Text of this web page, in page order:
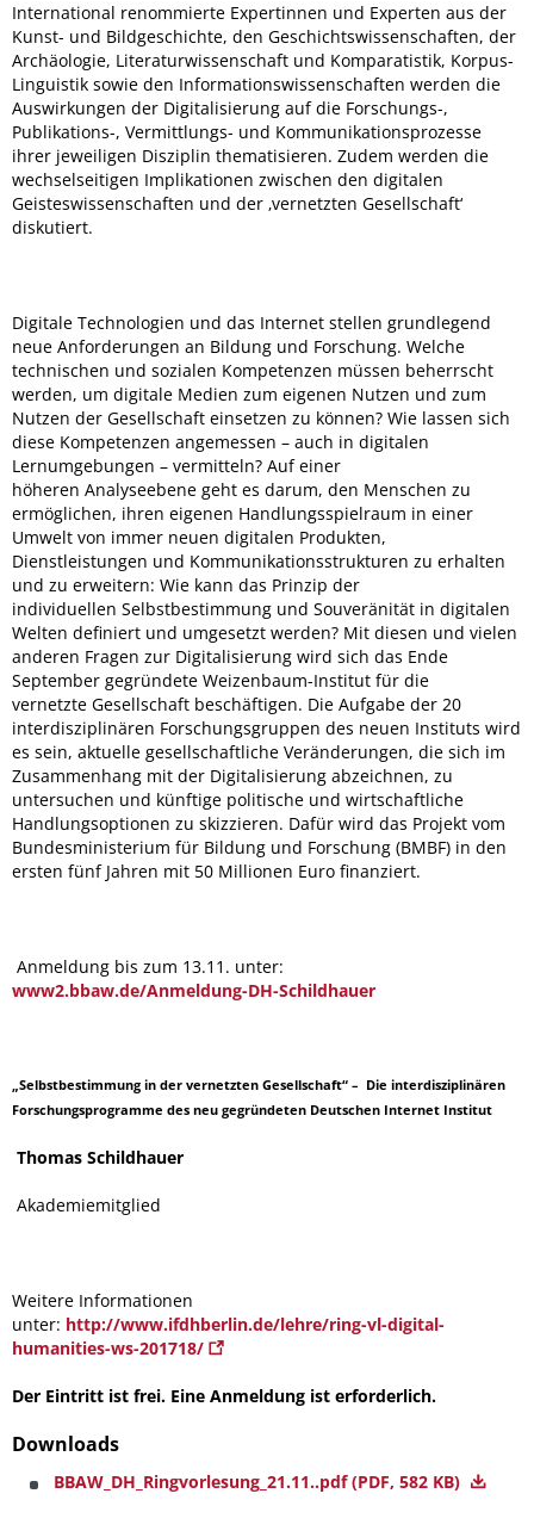
International renommierte Expertinnen und Experten aus der
Kunst- und Bildgeschichte, den Geschichtswissenschaften, der
Archäologie, Literaturwissenschaft und Komparatistik, Korpus-
Linguistik sowie den Informationswissenschaften werden die
Auswirkungen der Digitalisierung auf die Forschungs-,
Publikations-, Vermittlungs- und Kommunikationsprozesse
ihrer jeweiligen Disziplin thematisieren. Zudem werden die
wechselseitigen Implikationen zwischen den digitalen
Geisteswissenschaften und der ‚vernetzten Gesellschaft‘
diskutiert.
Digitale Technologien und das Internet stellen grundlegend
neue Anforderungen an Bildung und Forschung. Welche
technischen und sozialen Kompetenzen müssen beherrscht
werden, um digitale Medien zum eigenen Nutzen und zum
Nutzen der Gesellschaft einsetzen zu können? Wie lassen sich
diese Kompetenzen angemessen – auch in digitalen
Lernumgebungen – vermitteln? Auf einer
höheren Analyseebene geht es darum, den Menschen zu
ermöglichen, ihren eigenen Handlungsspielraum in einer
Umwelt von immer neuen digitalen Produkten,
Dienstleistungen und Kommunikationsstrukturen zu erhalten
und zu erweitern: Wie kann das Prinzip der
individuellen Selbstbestimmung und Souveränität in digitalen
Welten definiert und umgesetzt werden? Mit diesen und vielen
anderen Fragen zur Digitalisierung wird sich das Ende
September gegründete Weizenbaum-Institut für die
vernetzte Gesellschaft beschäftigen. Die Aufgabe der 20
interdisziplinären Forschungsgruppen des neuen Instituts wird
es sein, aktuelle gesellschaftliche Veränderungen, die sich im
Zusammenhang mit der Digitalisierung abzeichnen, zu
untersuchen und künftige politische und wirtschaftliche
Handlungsoptionen zu skizzieren. Dafür wird das Projekt vom
Bundesministerium für Bildung und Forschung (BMBF) in den
ersten fünf Jahren mit 50 Millionen Euro finanziert.
Anmeldung bis zum 13.11. unter:
www2.bbaw.de/Anmeldung-DH-Schildhauer
„Selbstbestimmung in der vernetzten Gesellschaft“ – Die interdisziplinären
Forschungsprogramme des neu gegründeten Deutschen Internet Institut
Thomas Schildhauer
Akademiemitglied
Weitere Informationen
unter: http://www.ifdhberlin.de/lehre/ring-vl-digital-
humanities-ws-201718/
Der Eintritt ist frei. Eine Anmeldung ist erforderlich.
Downloads
BBAW_DH_Ringvorlesung_21.11..pdf(PDF, 582 KB)